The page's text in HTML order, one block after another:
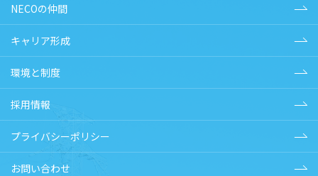
NECOの仲間
キャリア形成
環境と制度
採用情報
プライバシーポリシー
お問い合わせ